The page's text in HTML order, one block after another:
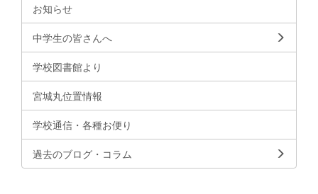
お知らせ
中学生の皆さんへ
学校図書館より
宮城丸位置情報
学校通信・各種お便り
過去のブログ・コラム